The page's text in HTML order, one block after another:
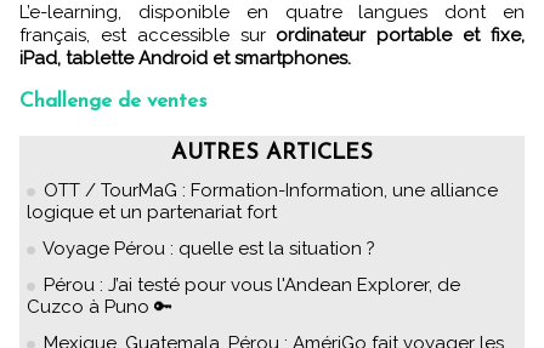
L’e-learning, disponible en quatre langues dont en
français, est accessible sur ordinateur portable et fixe,
iPad, tablette Android et smartphones.
Challenge de ventes
AUTRES ARTICLES
OTT / TourMaG : Formation-Information, une alliance
logique et un partenariat fort
Voyage Pérou : quelle est la situation ?
Pérou : J’ai testé pour vous l'Andean Explorer, de
Cuzco à Puno 🔑